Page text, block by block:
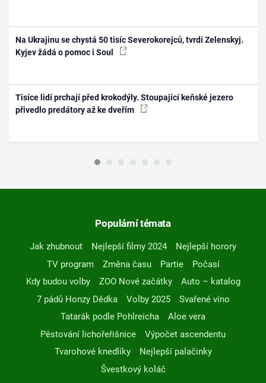
Na Ukrajinu se chystá 50 tisíc Severokorejců, tvrdí Zelenskyj.
Kyjev žádá o pomoc i Soul
Tisíce lidí prchají před krokodýly. Stoupající keňské jezero
přivedlo predátory až ke dveřím
Populární témata
Jak zhubnout Nejlepší filmy 2024
Nejlepší horory
TV program
Změna času Partie
Počasí
Kdy budou volby
ZOO Nové začátky
Auto – katalog
7 pádů Honzy Dědka
Volby 2025
Svařené víno
Tatarák podle Pohlreicha
Aloe vera
Pěstování lichořeřišnice
Výpočet ascendentu
Tvarohové knedlíky
Nejlepší palačinky
Švestkový koláč